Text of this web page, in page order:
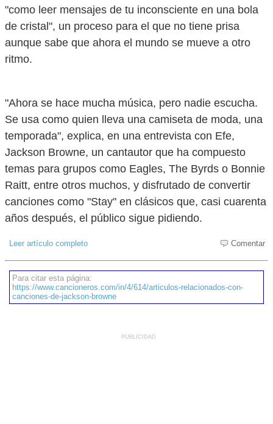
"como leer mensajes de tu inconsciente en una bola
de cristal", un proceso para el que no tiene prisa
aunque sabe que ahora el mundo se mueve a otro
ritmo.
"Ahora se hace mucha música, pero nadie escucha.
Se usa como quien lleva una camiseta de moda, una
temporada", explica, en una entrevista con Efe,
Jackson Browne, un cantautor que ha compuesto
temas para grupos como Eagles, The Byrds o Bonnie
Raitt, entre otros muchos, y disfrutado de convertir
canciones como "Stay" en clásicos que, casi cuarenta
años después, el público sigue pidiendo.
Leer artículo completo Comentar
Para citar esta página:
https://www.cancioneros.com/in/4/614/articulos-relacionados-con-
canciones-de-jackson-browne
PUBLICIDAD